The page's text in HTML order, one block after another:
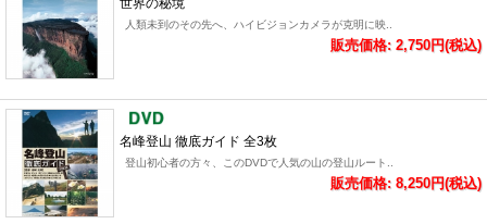
世界の秘境
人類未到のその先へ、ハイビジョンカメラが克明に映..
販売価格: 2,750円(税込)
名峰登山 徹底ガイド 全3枚
登山初心者の方々、このDVDで人気の山の登山ルート..
販売価格: 8,250円(税込)